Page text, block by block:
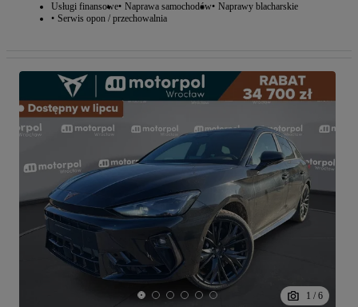
Usługi finansowe Naprawa samochodów Naprawy blacharskie
Serwis opon / przechowalnia
1 / 6